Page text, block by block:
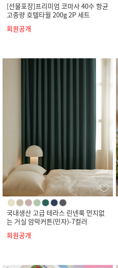
[선물포장]프리미엄 코마사 40수 항균
고중량 호텔타월 200g 2P 세트
회원공개
국내생산 고급 테라스 린넨룩 먼지없
는 거실 암막커튼(민자)-7컬러
회원공개